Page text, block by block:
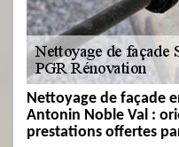
Nettoyage de façade
Antonin Noble Val :
prestations offertes